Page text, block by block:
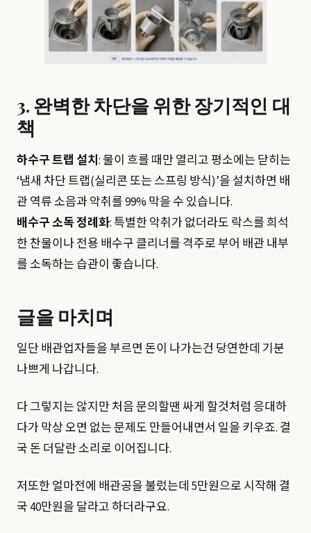
3. 완벽한 차단을 위한 장기적인 대
책
하수구 트랩 설치 : 물이 흐를 때만 열리고 평소에는 닫히는
‘냄새 차단 트랩(실리콘 또는 스프링 방식)’을 설치하면 배
관 역류 소음과 악취를 99% 막을 수 있습니다.
배수구 소독 정례화: 특별한 악취가 없더라도 락스를 희석
한 찬물이나 전용 배수구 클리너를 격주로 부어 배관 내부
를 소독하는 습관이 좋습니다.
글을 마치며
일단 배관업자들을 부르면 돈이 나가는건 당연한데 기분
나쁘게 나갑니다.
다 그렇지는 않지만 처음 문의할땐 싸게 할것처럼 응대하
다가 막상 오면 없는 문제도 만들어내면서 일을 키우죠. 결
국 돈 더달란 소리로 이어집니다.
저또한 얼마전에 배관공을 불렀는데 5만원으로 시작해 결
국 40만원을 달라고 하더라구요.